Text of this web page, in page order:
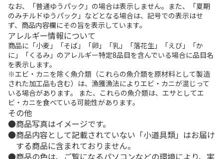
なお、「普通ゆうパック」の場合は表示しません。また、「夏期
のみチルドゆうパック」などとなる場合は、記号での表示はせ
ず、商品内容欄にその旨を表示しています。
アレルギー情報について
商品に「小麦」「そば」「卵」「乳」「落花生」「えび」「か
に」「くるみ」のアレルギー特定8品目を含んでいる場合に品目名
を表示します。
※エビ・カニを除く魚介類（これらの魚介類を原材料として製造
された加工品も含む）は、漁獲漁法によりエビ・カニが混じって
いる場合があります。 また、これらの魚介類は、エサとしてエ
ビ・カニを食べている可能性があります。
その他
商品写真はイメージです。
商品内容として記載されていない「小道具類」はお届け
する商品に含まれておりません。
商品の色は、ご覧になるパソコンなどの環境により、実